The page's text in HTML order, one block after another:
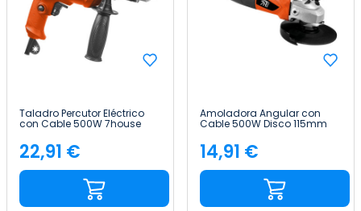
Taladro Percutor Eléctrico
con Cable 500W 7house
Precio
22,91 €
Amoladora Angular con
Cable 500W Disco 115mm
Precio
14,91 €